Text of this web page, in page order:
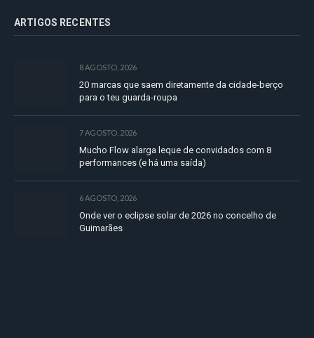
ARTIGOS RECENTES
8 AGOSTO, 2026
20 marcas que saem diretamente da cidade-berço
para o teu guarda-roupa
7 AGOSTO, 2026
Mucho Flow alarga leque de convidados com 8
performances (e há uma saída)
6 AGOSTO, 2026
Onde ver o eclipse solar de 2026 no concelho de
Guimarães